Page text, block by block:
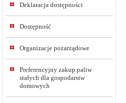
Deklaracja dostępności
Dostępność
Organizacje pozarządowe
Preferencyjny zakup paliw
stałych dla gospodarstw
domowych